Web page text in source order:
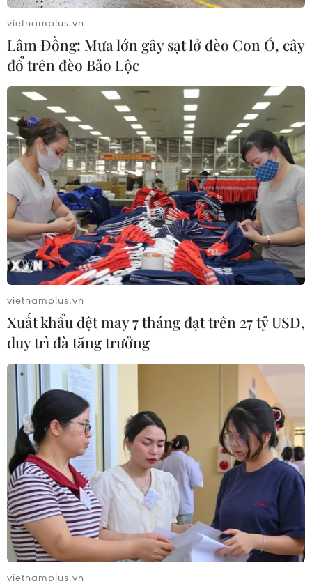
vietnamplus.vn
Lâm Đồng: Mưa lớn gây sạt lở đèo Con Ó, cây
đổ trên đèo Bảo Lộc
vietnamplus.vn
Xuất khẩu dệt may 7 tháng đạt trên 27 tỷ USD,
duy trì đà tăng trưởng
vietnamplus.vn